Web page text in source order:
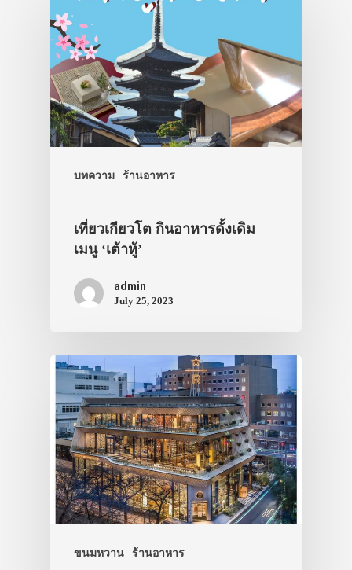
บทความ ร้านอาหาร
เที่ยวเกียวโต กินอาหารดั้งเดิม
เมนู ‘เต้าหู้’
admin
July 25, 2023
ขนมหวาน ร้านอาหาร